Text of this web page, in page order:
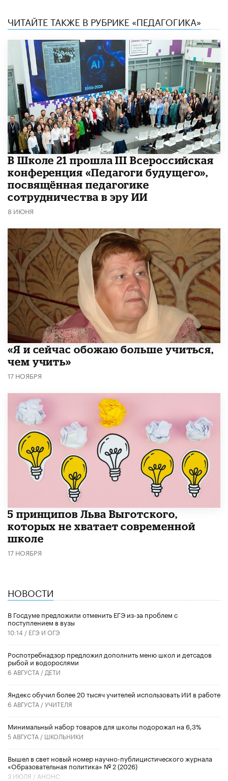
ЧИТАЙТЕ ТАКЖЕ В РУБРИКЕ «ПЕДАГОГИКА»
В Школе 21 прошла III Всероссийская
конференция «Педагоги будущего»,
посвящённая педагогике
сотрудничества в эру ИИ
8 ИЮНЯ
«Я и сейчас обожаю больше учиться,
чем учить»
17 НОЯБРЯ
5 принципов Льва Выготского,
которых не хватает современной
школе
17 НОЯБРЯ
НОВОСТИ
В Госдуме предложили отменить ЕГЭ из-за проблем с
поступлением в вузы
10:14 / ЕГЭ И ОГЭ
Роспотребнадзор предложил дополнить меню школ и детсадов
рыбой и водорослями
6 АВГУСТА / ДЕТИ
​Яндекс обучил более 20 тысяч учителей использовать ИИ в работе
6 АВГУСТА /УЧИТЕЛЯ
Минимальный набор товаров для школы подорожал на 6,3%
5 АВГУСТА / ШКОЛЬНИКИ
Вышел в свет новый номер научно-публицистического журнала
«Образовательная политика» № 2 (2026)
3 ИЮЛЯ / АНОНС